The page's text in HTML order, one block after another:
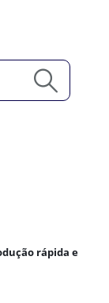
rápida e